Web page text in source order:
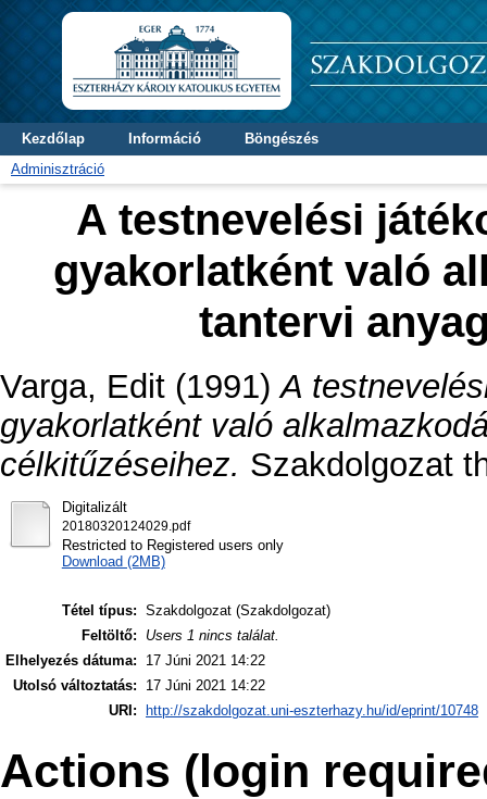
Kezdőlap Információ
Böngészés
Adminisztráció
A testnevelési
gyakorlatként való
tantervi
Varga, Edit (1991)A
gyakorlatként való
célkitűzéseihez. Szakdolgozat
Digitalizált
20180320124029.pdf
Restricted to Registered users only
Download (2MB)
Tétel típus: Szakdolgozat (Szakdolgozat)
Feltöltő:
Users 1 nincs találat.
Elhelyezés dátuma:
17 Júni 2021 14:22
Utolsó változtatás:
17 Júni 2021 14:22
URI:
http://szakdolgozat.uni-eszterhazy.hu/id/eprint/10748
Actions (login